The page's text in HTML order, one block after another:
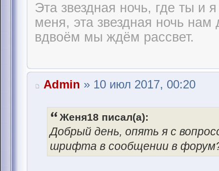
Эта звездная ночь, где ты и
меня, эта звездная ночь нам
вдвоём мы ждём рассвет.
Admin » 10 июл 2017, 00:20
Женя18 писал(а):
Добрый день, опять я с
шрифта в сообщении в